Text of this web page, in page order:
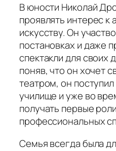
В юности Николай
проявлять интерес к
искусству. Он
постановках и даже
спектакли для своих
поняв, что он хочет
театром, он
училище и уже во
получать первые
профессиональных
Семья всегда была